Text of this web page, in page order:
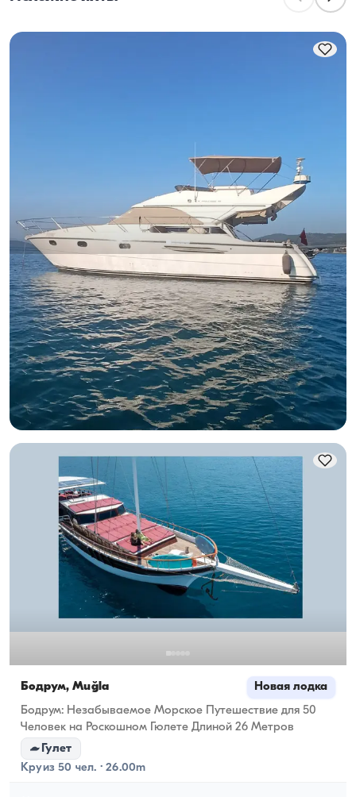
для проживания, а при дневной аренде —
Бодрум, Muğla Новая лодка
Бодрум Torba: Незабываемый опыт аренды роскошной
моторной яхты длиной 14 метров для 6 человек - 3
каютыМоторная яхта
Круиз 6 чел. · 3 Каюта · 14.00m
Минимальная
44.443 TL
Узнать цену и наличие
Бодрум, Muğla Новая лодка
Бодрум: Незабываемое Морское Путешествие для 50
Человек на Роскошном Гюлете Длиной 26 Метров
Гулет
Круиз 50 чел. · 26.00m